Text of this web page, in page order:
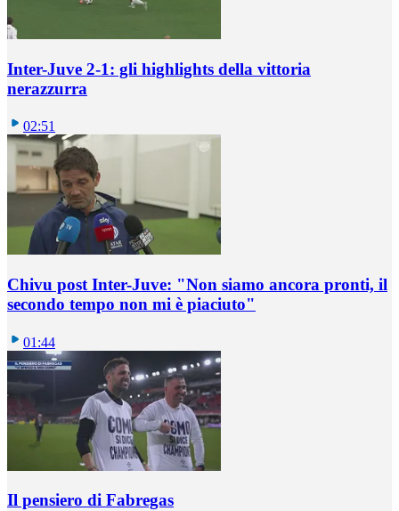
Inter-Juve 2-1: gli highlights della vittoria
nerazzurra
02:51
Chivu post Inter-Juve: "Non siamo ancora pronti, il
secondo tempo non mi è piaciuto"
01:44
Il pensiero di Fabregas